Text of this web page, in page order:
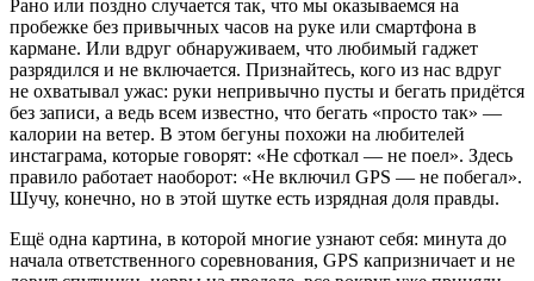
Рано или поздно случается так, что мы оказываемся на
пробежке без привычных часов на руке или смартфона в
кармане. Или вдруг обнаруживаем, что любимый гаджет
разрядился и не включается. Признайтесь, кого из нас вдруг
не охватывал ужас: руки непривычно пусты и бегать придётся
без записи, а ведь всем известно, что бегать «просто так» —
калории на ветер. В этом бегуны похожи на любителей
инстаграма, которые говорят: «Не сфоткал — не поел». Здесь
правило работает наоборот: «Не включил GPS — не побегал».
Шучу, конечно, но в этой шутке есть изрядная доля правды.
Ещё одна картина, в которой многие узнают себя: минута до
начала ответственного соревнования, GPS капризничает и не